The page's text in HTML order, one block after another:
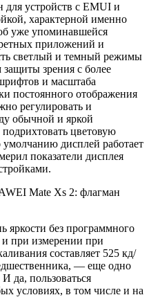
для устройств с EMUI и
характерной именно
уже упоминавшейся
приложений и
светлый и темный режимы
зрения с более
и масштаба
постоянного отображения
регулировать и
обычной и яркой
цветовую
умолчанию дисплей работает
показатели дисплея
яркости без программного
при измерении при
составляет 525 кд/
— еще одно
да, пользоваться
условиях, в том числе и на